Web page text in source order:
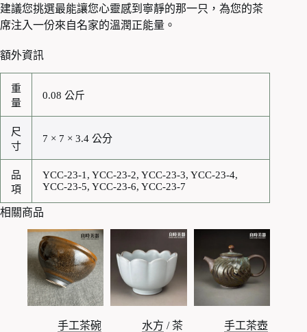
建議您挑選最能讓您心靈感到寧靜的那一只，為您的茶
席注入一份來自名家的溫潤正能量。
額外資訊
重
量
0.08 公斤
尺
寸
7 × 7 × 3.4 公分
品
項
YCC-23-1, YCC-23-2, YCC-23-3, YCC-23-4,
YCC-23-5, YCC-23-6, YCC-23-7
相關商品
手工茶碗
水方 /茶
手工茶壺